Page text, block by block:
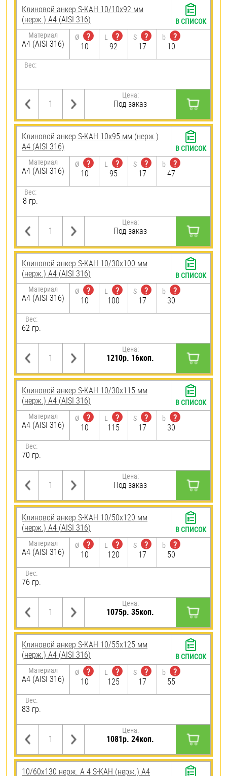
Клиновой анкер S-KAH 10/10х92 мм
(нерж.) A4 (AISI 316)
Материал
A4 (AISI 316)
Ø
?
10
L
?
92
S
?
17
b
?
10
Вес:
Цена:
Под заказ
В СПИСОК
Клиновой анкер S-KAH 10х95 мм (нерж.)
A4 (AISI 316)
Материал
A4 (AISI 316)
Ø
?
10
L
?
95
S
?
17
b
?
47
Вес:
8 гр.
Цена:
Под заказ
В СПИСОК
Клиновой анкер S-KAH 10/30х100 мм
(нерж.) A4 (AISI 316)
Материал
A4 (AISI 316)
Ø
?
10
L
?
100
S
?
17
b
?
30
Вес:
62 гр.
Цена:
1210р. 16коп.
В СПИСОК
Клиновой анкер S-KAH 10/30х115 мм
(нерж.) A4 (AISI 316)
Материал
A4 (AISI 316)
Ø
?
10
L
?
115
S
?
17
b
?
30
Вес:
70 гр.
Цена:
Под заказ
В СПИСОК
Клиновой анкер S-KAH 10/50х120 мм
(нерж.) A4 (AISI 316)
Материал
A4 (AISI 316)
Ø
?
10
L
?
120
S
?
17
b
?
50
Вес:
76 гр.
Цена:
1075р. 35коп.
В СПИСОК
Клиновой анкер S-KAH 10/55х125 мм
(нерж.) A4 (AISI 316)
Материал
A4 (AISI 316)
Ø
?
10
L
?
125
S
?
17
b
?
55
Вес:
83 гр.
Цена:
1081р. 24коп.
В СПИСОК
10/60х130 нерж. А 4 S-KAH (нерж.) A4